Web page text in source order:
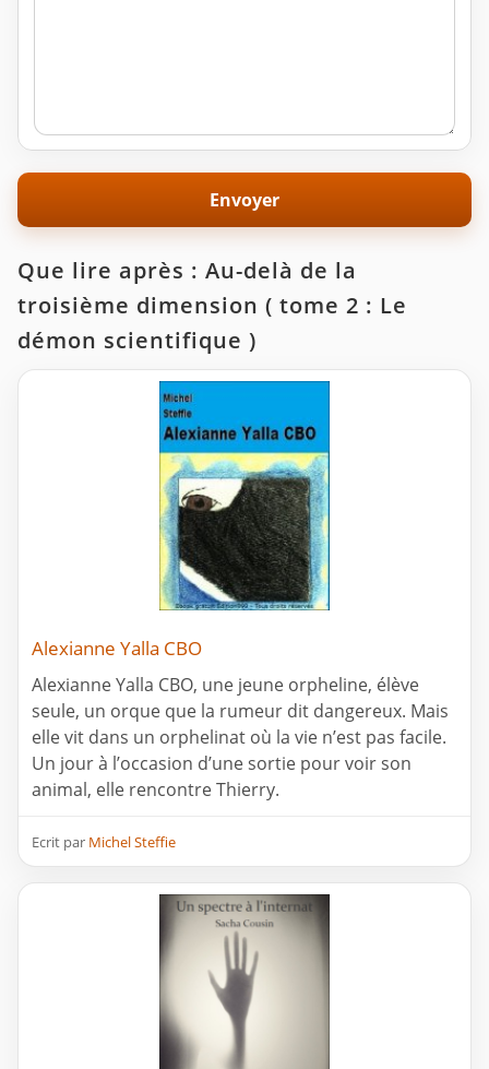
Que lire après : Au-delà de la
troisième dimension ( tome 2 : Le
démon scientifique )
Alexianne Yalla CBO
Alexianne Yalla CBO, une jeune orpheline, élève
seule, un orque que la rumeur dit dangereux. Mais
elle vit dans un orphelinat où la vie n’est pas facile.
Un jour à l’occasion d’une sortie pour voir son
animal, elle rencontre Thierry.
Ecrit par Michel Steffie